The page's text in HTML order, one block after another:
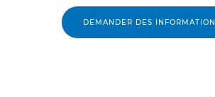
DEMANDER DES